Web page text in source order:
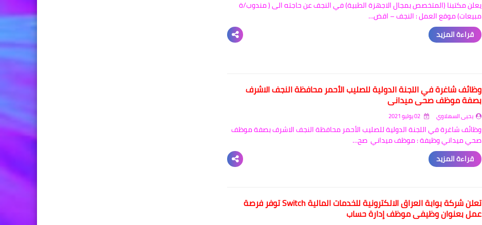
يعلن مكتبنا (المتخصص بمجال الاجهزة الطبية) في النجف عن حاجته الى ( مندوب/ة
مبيعات) موقع العمل : النجف – اقض…
قراءة المزيد
وظائف شاغرة في اللجنة الدولية للصليب الأحمر محافظة النجف الاشرف
بصفة موظف صحي ميداني
يحيى السهلاوي
وظائف شاغرة في اللجنة الدولية للصليب الأحمر محافظة النجف الاشرف بصفة موظف
صحي ميداني وظيفة : موظف ميداني صح…
قراءة المزيد
تعلن شركة بوابة العراق الالكترونية للخدمات المالية Switch توفر فرصة
عمل بعنوان وظيفي موظف إدارة حساب